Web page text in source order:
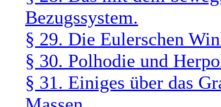
Bezugssystem.
§ 29. Die Eulerschen
§ 30. Polhodie und
§ 31. Einiges über das